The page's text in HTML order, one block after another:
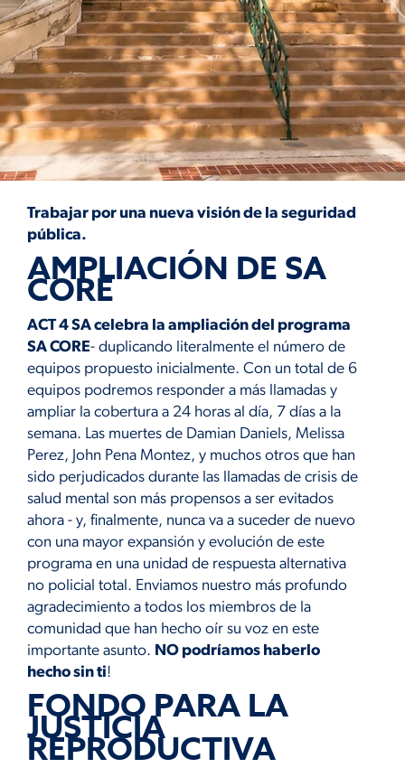
Trabajar por una nueva visión de la seguridad
pública.
AMPLIACIÓN DE SA
CORE
ACT 4 SA celebra la ampliación del programa
SA CORE- duplicando literalmente el número de
equipos propuesto inicialmente. Con un total de 6
equipos podremos responder a más llamadas y
ampliar la cobertura a 24 horas al día, 7 días a la
semana. Las muertes de Damian Daniels, Melissa
Perez, John Pena Montez, y muchos otros que han
sido perjudicados durante las llamadas de crisis de
salud mental son más propensos a ser evitados
ahora - y, finalmente, nunca va a suceder de nuevo
con una mayor expansión y evolución de este
programa en una unidad de respuesta alternativa
no policial total. Enviamos nuestro más profundo
agradecimiento a todos los miembros de la
comunidad que han hecho oír su voz en este
importante asunto. NO podríamos haberlo
hecho sin ti!
FONDO PARA LA
JUSTICIA
REPRODUCTIVA